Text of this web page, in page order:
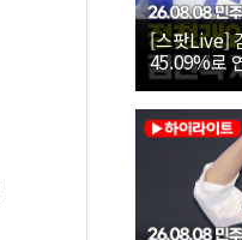
[스팟Live]
45.09%로
26.08.08 더
보 인천 합